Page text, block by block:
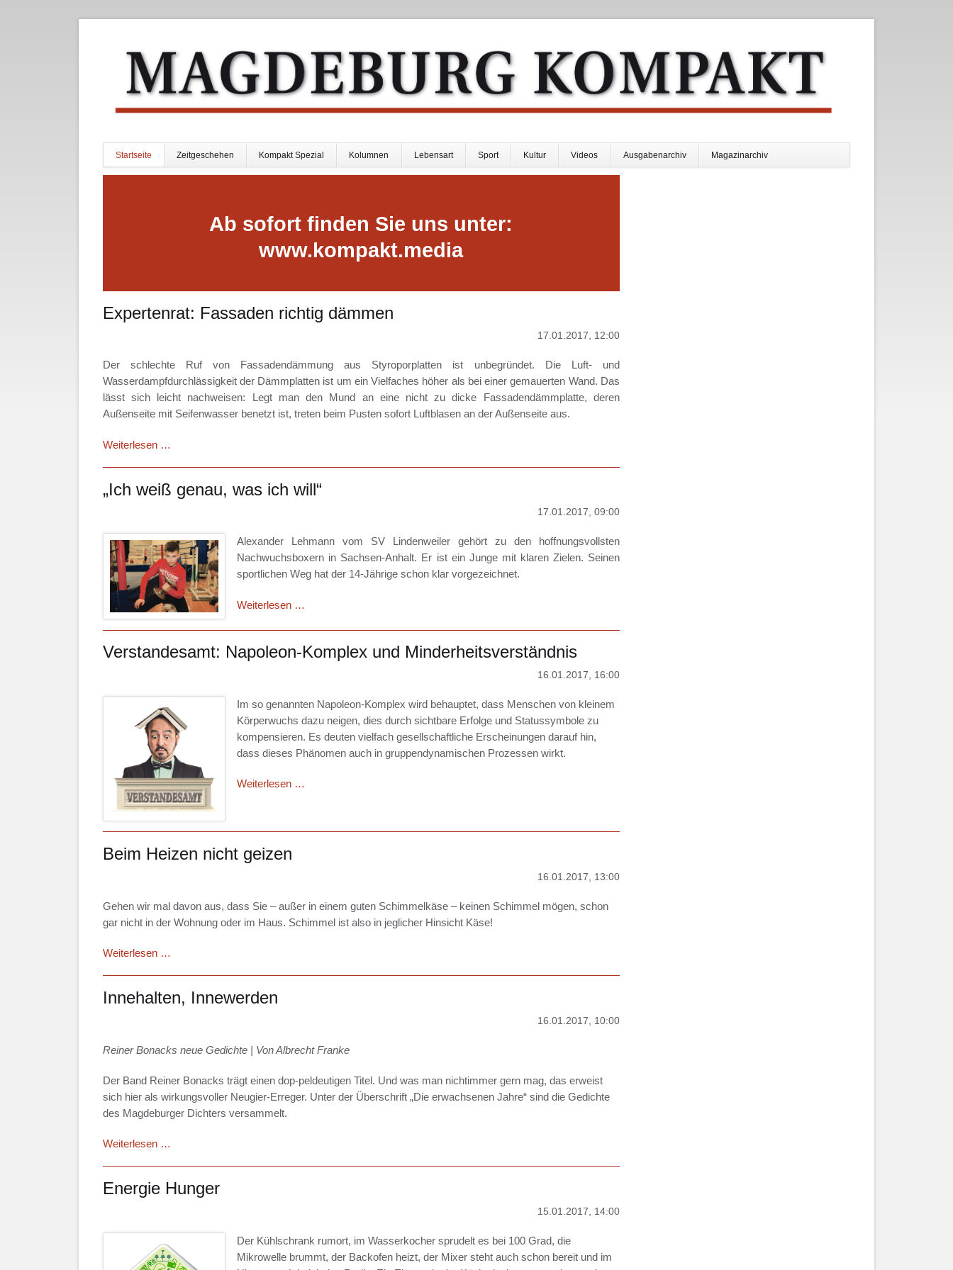
Startseite Zeitgeschehen Kompakt Spezial Kolumnen Lebensart Sport Kultur Videos Ausgabenarchiv Magazinarchiv
Ab sofort finden Sie uns unter:
www.kompakt.media
Expertenrat: Fassaden richtig dämmen
17.01.2017, 12:00
Der schlechte Ruf von Fassadendämmung aus Styroporplatten ist unbegründet. Die Luft- und
Wasserdampfdurchlässigkeit der Dämmplatten ist um ein Vielfaches höher als bei einer gemauerten Wand. Das
lässt sich leicht nachweisen: Legt man den Mund an eine nicht zu dicke Fassadendämmplatte, deren
Außenseite mit Seifenwasser benetzt ist, treten beim Pusten sofort Luftblasen an der Außenseite aus.
Weiterlesen …
dämmen
„Ich weiß genau, was ich will“
17.01.2017, 09:00
Alexander Lehmann vom SV Lindenweiler gehört zu den hoffnungsvollsten
Nachwuchsboxern in Sachsen-Anhalt. Er ist ein Junge mit klaren Zielen. Seinen
sportlichen Weg hat der 14-Jährige schon klar vorgezeichnet.
Weiterlesen …
was
Verstandesamt: Napoleon-Komplex und Minderheitsverständnis
16.01.2017, 16:00
Im so genannten Napoleon-Komplex wird behauptet, dass Menschen von kleinem
Körperwuchs dazu neigen, dies durch sichtbare Erfolge und Statussymbole zu
kompensieren. Es deuten vielfach gesellschaftliche Erscheinungen darauf hin,
dass dieses Phänomen auch in gruppendynamischen Prozessen wirkt.
Weiterlesen …
und
Beim Heizen nicht geizen
16.01.2017, 13:00
Gehen wir mal davon aus, dass Sie – außer in einem guten Schimmelkäse – keinen Schimmel mögen, schon
gar nicht in der Wohnung oder im Haus. Schimmel ist also in jeglicher Hinsicht Käse!
Weiterlesen …
geizen
Innehalten, Innewerden
16.01.2017, 10:00
Reiner Bonacks neue Gedichte | Von Albrecht Franke
Der Band Reiner Bonacks trägt einen dop-peldeutigen Titel. Und was man nichtimmer gern mag, das erweist
sich hier als wirkungsvoller Neugier-Erreger. Unter der Überschrift „Die erwachsenen Jahre“ sind die Gedichte
des Magdeburger Dichters versammelt.
Weiterlesen …
Energie Hunger
15.01.2017, 14:00
Der Kühlschrank rumort, im Wasserkocher sprudelt es bei 100 Grad, die
Mikrowelle brummt, der Backofen heizt, der Mixer steht auch schon bereit und im